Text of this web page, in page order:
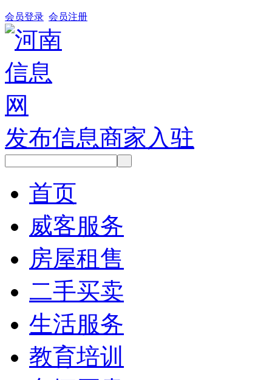
会员登录 会员注册
发布信息商家入驻
首页
威客服务
房屋租售
二手买卖
生活服务
教育培训